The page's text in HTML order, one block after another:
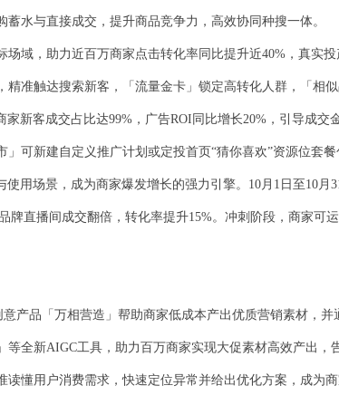
水与直接成交，提升商品竞争力，高效协同种搜一体。
，助力近百万商家点击转化率同比提升近40%，真实
准触达搜索新客，「流量金卡」锁定高转化人群，「相似
客成交占比达99%，广告ROI同比增长20%，引导成交
可新建自定义推广计划或定投首页“猜你喜欢”资源位套
场景，成为商家爆发增长的强力引擎。10月1日至10月
牌直播间成交翻倍，转化率提升15%。冲刺阶段，商家
产品「万相营造」帮助商家低成本产出优质营销素材，
全新AIGC工具，助力百万商家实现大促素材高效产出，
用户消费需求，快速定位异常并给出优化方案，成为商